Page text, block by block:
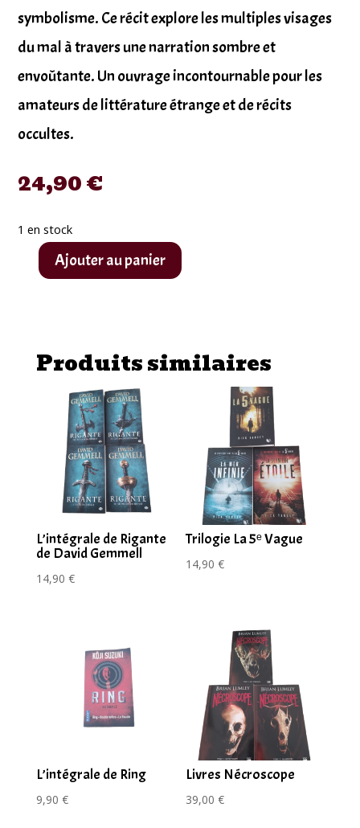
symbolisme. Ce récit explore les multiples visages
du mal à travers une narration sombre et
envoûtante. Un ouvrage incontournable pour les
amateurs de littérature étrange et de récits
occultes.
24,90€
1 en stock
quantitéAjouter au panier
Produits similaires
L’intégrale de Rigante
de David Gemmell
14,90 €
Trilogie La 5ᵉ Vague
14,90€
L’intégrale de Ring
9,90 €
Livres Nécroscope
39,00€